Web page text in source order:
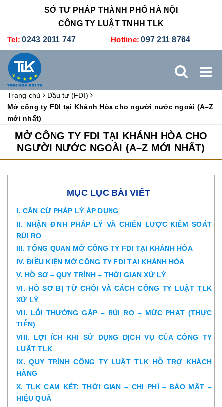
SỞ TƯ PHÁP THÀNH PHỐ HÀ NỘI
CÔNG TY LUẬT TNHH TLK
Tel: 0243 2011 747 Hotline: 097 211 8764
DỊCH VỤ KẾ TOÁN - THUẾ XÚC TIẾN THƯƠNG MẠI
Trang chủ
Đầu tư (FDI)
Mở công ty FDI tại Khánh Hòa cho người nước ngoài (A–Z
mới nhất)
MỞ CÔNG TY FDI TẠI KHÁNH HÒA CHO
NGƯỜI NƯỚC NGOÀI (A–Z MỚI NHẤT)
MỤC LỤC BÀI VIẾT
I. CĂN CỨ PHÁP LÝ ÁP DỤNG
II. NHẬN ĐỊNH PHÁP LÝ VÀ CHIẾN LƯỢC KIỂM SOÁT
RỦI RO
III. TỔNG QUAN MỞ CÔNG TY FDI TẠI KHÁNH HÒA
IV. ĐIỀU KIỆN MỞ CÔNG TY FDI TẠI KHÁNH HÒA
V. HỒ SƠ – QUY TRÌNH – THỜI GIAN XỬ LÝ
VI. HỒ SƠ BỊ TỪ CHỐI VÀ CÁCH CÔNG TY LUẬT TLK
XỬ LÝ
VII. LỖI THƯỜNG GẶP – RỦI RO – MỨC PHẠT (THỰC
TIỄN)
VIII. LỢI ÍCH KHI SỬ DỤNG DỊCH VỤ CỦA CÔNG TY
LUẬT TLK
IX. QUY TRÌNH CÔNG TY LUẬT TLK HỖ TRỢ KHÁCH
HÀNG
X. TLK CAM KẾT: THỜI GIAN – CHI PHÍ – BẢO MẬT –
HIỆU QUẢ